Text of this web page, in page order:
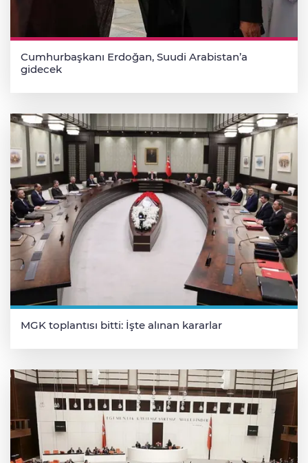
Cumhurbaşkanı Erdoğan, Suudi Arabistan’a
gidecek
MGK toplantısı bitti: İşte alınan kararlar